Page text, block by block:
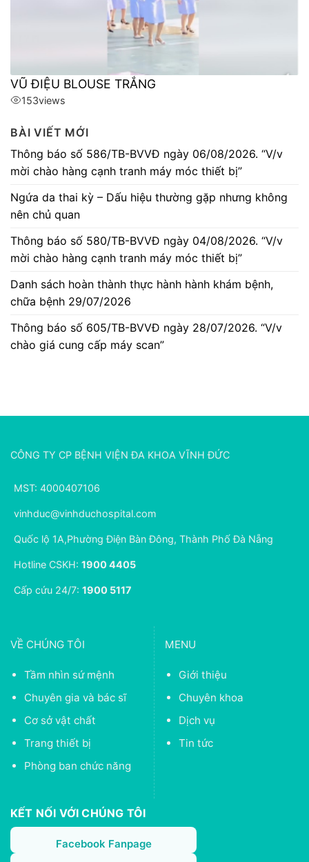
VŨ ĐIỆU BLOUSE TRẮNG
153views
BÀI VIẾT MỚI
Thông báo số 586/TB-BVVĐ ngày 06/08/2026. “V/v
mời chào hàng cạnh tranh máy móc thiết bị”
Ngứa da thai kỳ – Dấu hiệu thường gặp nhưng không
nên chủ quan
Thông báo số 580/TB-BVVĐ ngày 04/08/2026. “V/v
mời chào hàng cạnh tranh máy móc thiết bị”
Danh sách hoàn thành thực hành hành khám bệnh,
chữa bệnh 29/07/2026
Thông báo số 605/TB-BVVĐ ngày 28/07/2026. “V/v
chào giá cung cấp máy scan”
CÔNG TY CP BỆNH VIỆN ĐA KHOA VĨNH ĐỨC
MST: 4000407106
vinhduc@vinhduchospital.com
Quốc lộ 1A,Phường Điện Bàn Đông, Thành Phố Đà Nẵng
Hotline CSKH: 1900 4405
Cấp cứu 24/7: 1900 5117
VỀ CHÚNG TÔI
Tầm nhìn sứ mệnh
Chuyên gia và bác sĩ
Cơ sở vật chất
Trang thiết bị
Phòng ban chức năng
MENU
Giới thiệu
Chuyên khoa
Dịch vụ
Tin tức
KẾT NỐI VỚI CHÚNG TÔI
Facebook Fanpage